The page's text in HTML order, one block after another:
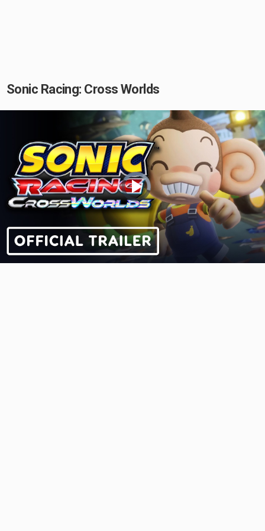
Sonic Racing: Cross Worlds
Video
Player
is
loading.
Play
Video